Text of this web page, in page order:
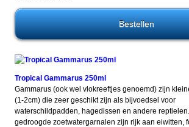
Tropical Gammarus 250ml
Gammarus (ook wel vlokreeftjes genoemd) zijn
(1-2cm) die zeer geschikt zijn als bijvoedsel voor
waterschildpadden, hagedissen en andere
gedroogde zoetwatergarnalen zijn rijk aan eiwitten,